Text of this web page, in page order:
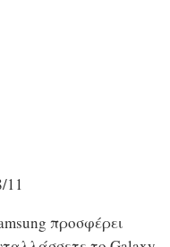
11
προσφέρει